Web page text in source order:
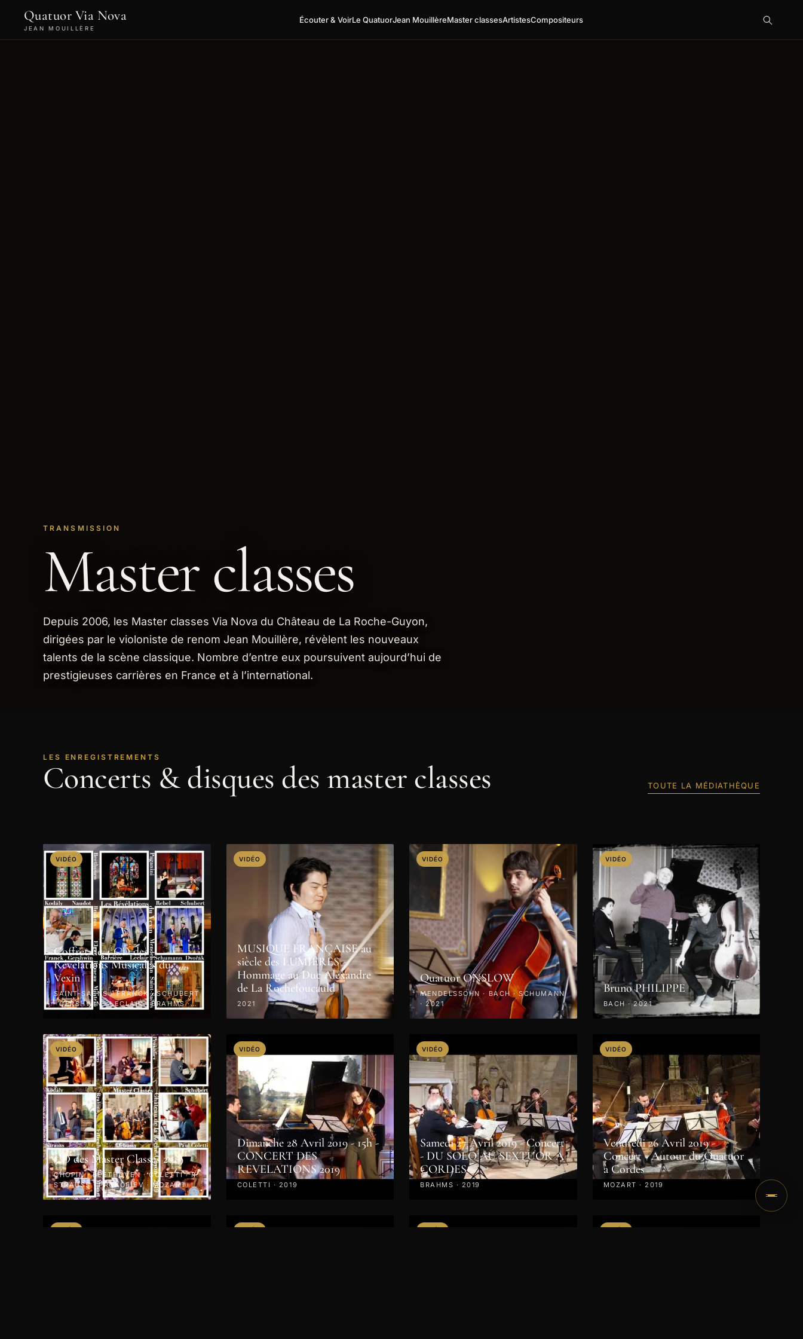
Quatuor Via Nova
JEAN MOUILLÈRE
Écouter & VoirLe QuatuorJean MouillèreMaster classesArtistesCompositeurs
TRANSMISSION
Master classes
Depuis 2006, les Master classes Via Nova du Château de La Roche-Guyon,
dirigées par le violoniste de renom Jean Mouillère, révèlent les nouveaux
talents de la scène classique. Nombre d’entre eux poursuivent aujourd’hui de
prestigieuses carrières en France et à l’international.
LES ENREGISTREMENTS
Concerts & disques des master classes TOUTE LA MÉDIATHÈQUE
VIDÉO
Coffret de 4 CD des
Révélations Musicales du
Vexin
SAINT-SAËNS · FRANCK · SCHUBERT
· GERSHWIN · LECLAIR · BRAHMS ·
VIDÉO
MUSIQUE FRANÇAISE au
siècle des LUMIÈRES -
Hommage au Duc Alexandre
de La Rochefoucauld
2021
VIDÉO
Quatuor ONSLOW
MENDELSSOHN · BACH · SCHUMANN
· 2021
VIDÉO
Bruno PHILIPPE
BACH · 2021
VIDÉO
CD des Master Classes 2019
CHOPIN · BEETHOVEN · COLETTI · R.
STRAUSS · PROKOFIEV · MOZART ·
KODÁLY · 2019
VIDÉO
Dimanche 28 Avril 2019 - 15h -
CONCERT DES
REVELATIONS 2019
COLETTI · 2019
VIDÉO
Samedi 27 Avril 2019 - Concert
- DU SOLO AU SEXTUOR A
CORDES
BRAHMS · 2019
VIDÉO
Vendredi 26 Avril 2019 -
Concert - Autour du Quatuor
à Cordes
MOZART · 2019